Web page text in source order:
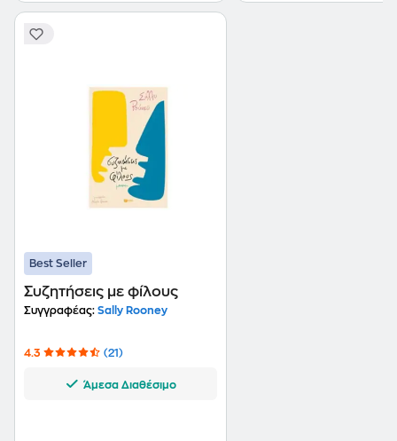
Best Seller
Συζητήσεις με φίλους
Συγγραφέας: Sally Rooney
4.3 (21)
Άμεσα Διαθέσιμο